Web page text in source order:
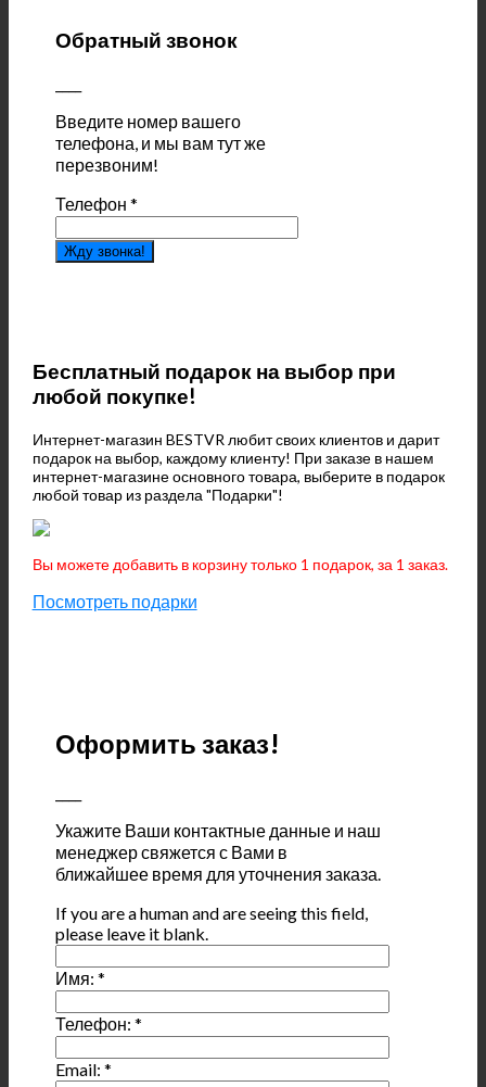
Обратный звонок
Введите номер вашего
телефона, и мы вам тут же
перезвоним!
Телефон*
Жду звонка!
Бесплатный подарок на выбор при
любой покупке!
Интернет-магазин BESTVR любит своих клиентов и дарит
подарок на выбор, каждому клиенту! При заказе в нашем
интернет-магазине основного товара, выберите в подарок
любой товар из раздела "Подарки"!
Вы можете добавить в корзину только 1 подарок, за 1 заказ.
Посмотреть подарки
Оформить заказ!
Укажите Ваши контактные данные и наш
менеджер свяжется с Вами в
ближайшее время для уточнения заказа.
If you are a human and are seeing this field,
please leave it blank.
Имя:*
Телефон:*
Email:*